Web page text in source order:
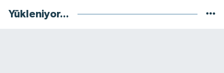
Yükleniyor...